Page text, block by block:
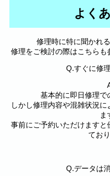
よく
修理時に特に聞かれ
修理をご検討の際はこちらも
Q.すぐに修
基本的に即日修理で
しかし修理内容や混雑状況
ま
事前にご予約いただけます
てお
Q.データは